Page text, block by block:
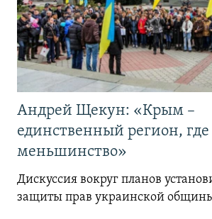
Андрей Щекун: «Крым –
единственный регион,
меньшинство»
Дискуссия вокруг планов
защиты прав украинской